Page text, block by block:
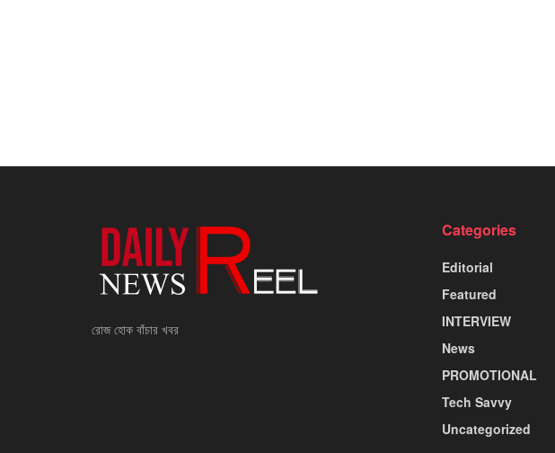
রোজ হোক বাঁচার খবর
Categories
Editorial
Featured
INTERVIEW
News
PROMOTIONAL
Tech Savvy
Uncategorized